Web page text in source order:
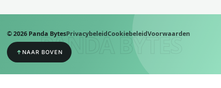
PANDA BYTES
©2026 Panda BytesPrivacybeleidCookiebeleidVoorwaarden
NAAR BOVEN